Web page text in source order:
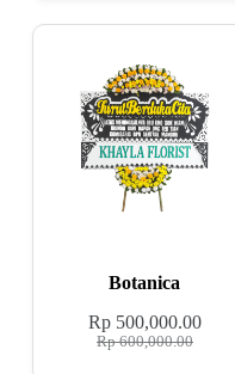
Botanica
Rp600,000.00
Rp500,000.00